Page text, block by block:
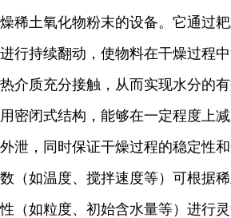
燥稀土氧化物粉末的设备。它通过
进行持续翻动，使物料在干燥过程
热介质充分接触，从而实现水分的
用密闭式结构，能够在一定程度上
外泄，同时保证干燥过程的稳定性
数（如温度、搅拌速度等）可根据
性（如粒度、初始含水量等）进行